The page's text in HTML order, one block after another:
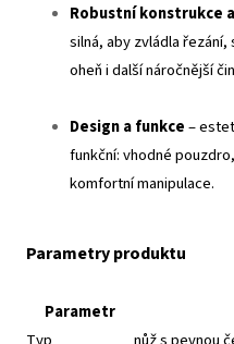
Robustní konstrukce
silná, aby zvládla
oheň i další náročnější
Design a funkce–
funkční: vhodné
komfortní manipulace.
Parametry produktu
Parametr